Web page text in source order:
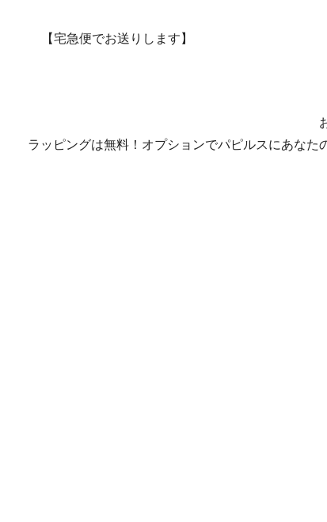
【宅急便でお送りします】
ラッピングは無料！オプションでパピルスにあな